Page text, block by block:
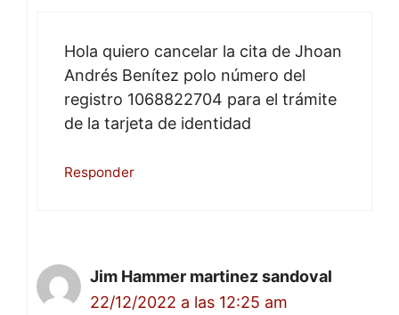
Hola quiero cancelar la cita de Jhoan
Andrés Benítez polo número del
registro 1068822704 para el trámite
de la tarjeta de identidad
Responder
Jim Hammer martinez sandoval
22/12/2022 a las 12:25 am